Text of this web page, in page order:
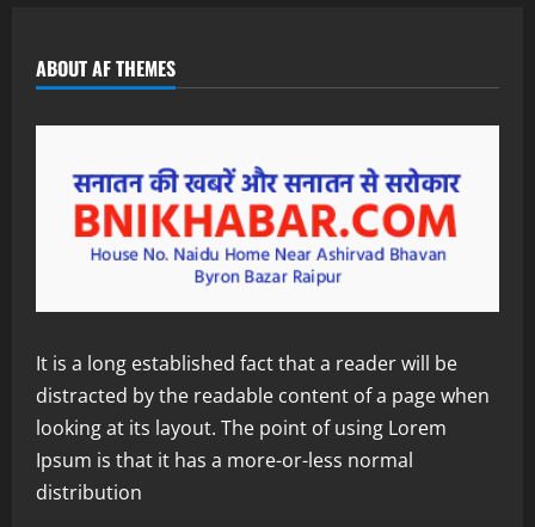
ABOUT AF THEMES
It is a long established fact that a reader will be
distracted by the readable content of a page when
looking at its layout. The point of using Lorem
Ipsum is that it has a more-or-less normal
distribution